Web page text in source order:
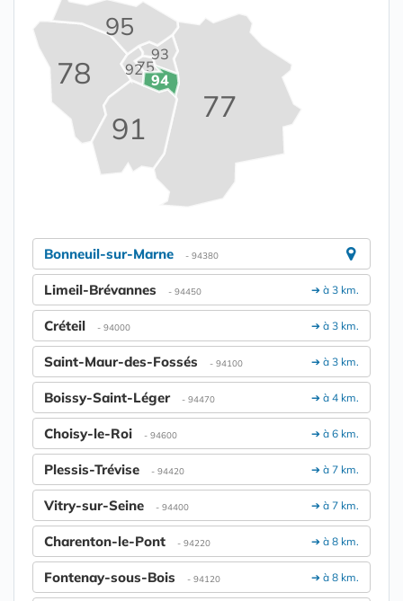
75
77
78
91
92
93
94
95
Bonneuil-sur-Marne - 94380
➔ à 3 km.
Limeil-Brévannes - 94450
➔ à 3 km.
Créteil - 94000
➔ à 3 km.
Saint-Maur-des-Fossés - 94100
➔ à 4 km.
Boissy-Saint-Léger - 94470
➔ à 6 km.
Choisy-le-Roi - 94600
➔ à 7 km.
Plessis-Trévise - 94420
➔ à 7 km.
Vitry-sur-Seine - 94400
➔ à 8 km.
Charenton-le-Pont - 94220
➔ à 8 km.
Fontenay-sous-Bois - 94120